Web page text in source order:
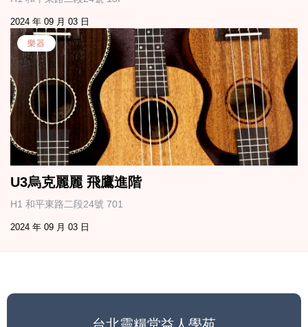
2024 年 09 月 03 日
樂器
U3烏克麗麗 飛鷹進階
H1 和平東路二段24號 701
2024 年 09 月 03 日